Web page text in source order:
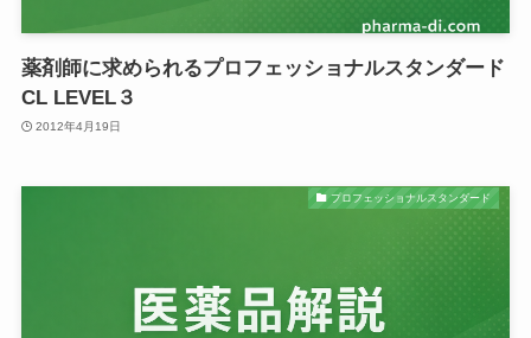
薬剤師に求められるプロフェッショナルスタンダード
CL LEVEL３
2012年4月19日
プロフェッショナルスタンダード